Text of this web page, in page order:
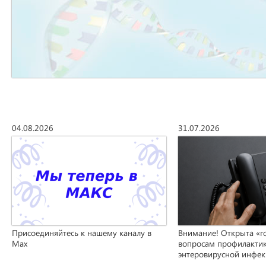
04.08.2026
Присоединяйтесь к нашему каналу в
Max
31.07.2026
Внимание! Открыта
вопросам
энтеровирусной